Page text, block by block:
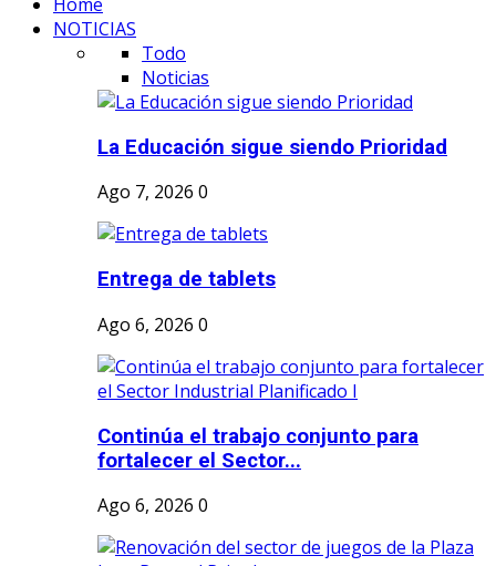
NOTICIAS
Todo
Noticias
La Educación sigue siendo Prioridad
Ago 7, 2026 0
Entrega de tablets
Ago 6, 2026 0
Continúa el trabajo conjunto para
fortalecer el Sector...
Ago 6, 2026 0